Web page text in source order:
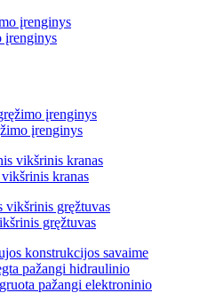
įrenginys
įrenginys
kranas
gręžtuvas